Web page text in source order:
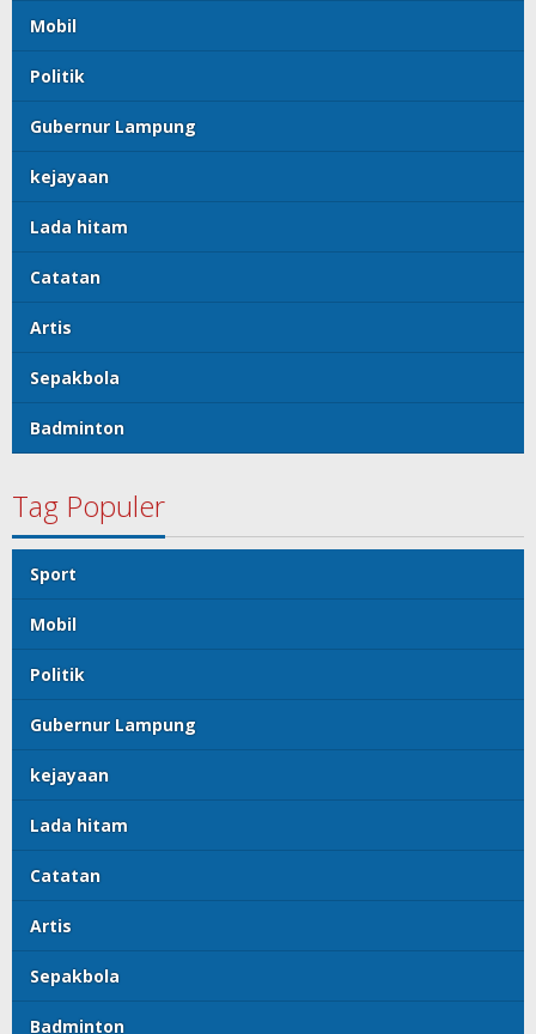
Mobil
Politik
Gubernur Lampung
kejayaan
Lada hitam
Catatan
Artis
Sepakbola
Badminton
Tag Populer
Sport
Mobil
Politik
Gubernur Lampung
kejayaan
Lada hitam
Catatan
Artis
Sepakbola
Badminton